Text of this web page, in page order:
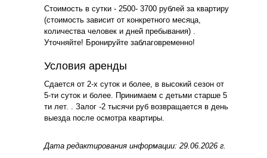
Стоимость в сутки - 2500- 3700 рублей за квартиру
(стоимость зависит от конкретного месяца,
количества человек и дней пребывания) .
Уточняйте! Бронируйте заблаговременно!
Условия аренды
Сдается от 2-х суток и более, в высокий сезон от
5-ти суток и более. Принимаем с детьми старше 5
ти лет. . Залог -2 тысячи руб возвращается в день
выезда после осмотра квартиры.
Дата редактирования информации: 29.06.2026 г.